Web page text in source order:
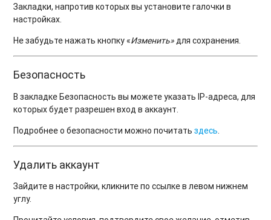
Закладки, напротив которых вы установите галочки в
настройках.
Не забудьте нажать кнопку «Изменить»для сохранения.
Безопасность
В закладке Безопасность вы можете указать IP-адреса, для
которых будет разрешен вход в аккаунт.
Подробнее о безопасности можно почитатьздесь
Удалить аккаунт
Зайдите в настройки, кликните по ссылке в левом нижнем
углу.